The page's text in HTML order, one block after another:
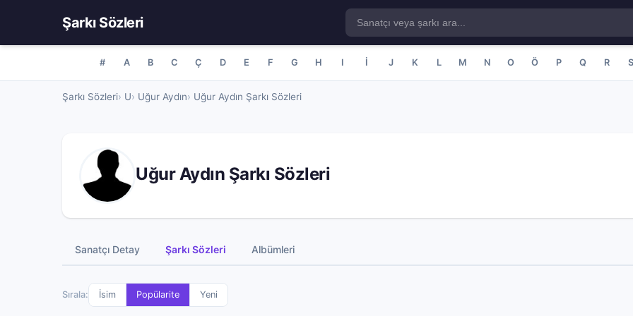
Şarkı Sözleri
# A B C Ç D E F G H I İ J K L M N O Ö P Q R S
Şarkı Sözleri U Uğur Aydın Uğur Aydın Şarkı Sözleri
Uğur Aydın Şarkı Sözleri
Sanatçı Detay Şarkı Sözleri Albümleri
Sırala: İsim Popülarite Yeni